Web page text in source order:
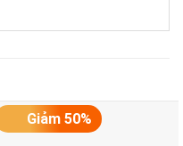
Giảm 50%